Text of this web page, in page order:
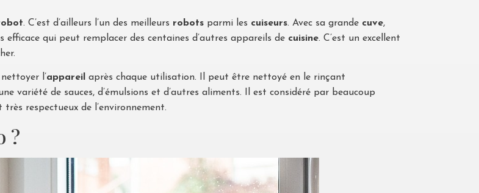
. C’est d’ailleurs l’un des meilleurs robots parmi les cuiseurs. Avec sa grande cuve,
qui peut remplacer des centaines d’autres appareils de cuisine. C’est un excellent
l’appareil après chaque utilisation. Il peut être nettoyé en le rinçant
variété de sauces, d’émulsions et d’autres aliments. Il est considéré par beaucoup
respectueux de l’environnement.
?